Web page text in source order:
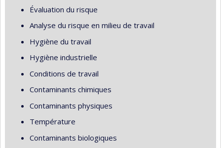
Évaluation du risque
Analyse du risque en milieu de travail
Hygiène du travail
Hygiène industrielle
Conditions de travail
Contaminants chimiques
Contaminants physiques
Température
Contaminants biologiques